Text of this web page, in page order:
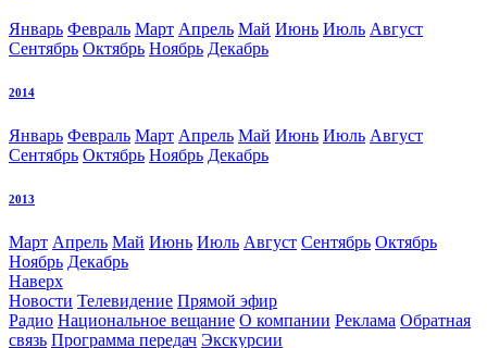
Январь Февраль Март Апрель Май Июнь Июль Август
Сентябрь Октябрь Ноябрь Декабрь
2014
Январь Февраль Март Апрель Май Июнь Июль Август
Сентябрь Октябрь Ноябрь Декабрь
2013
Март Апрель Май Июнь Июль Август Сентябрь Октябрь
Ноябрь Декабрь
Наверх
Новости Телевидение Прямой эфир
Радио Национальное вещание О компании Реклама Обратная
связь Программа передач Экскурсии